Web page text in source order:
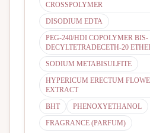
CROSSPOLYMER
DISODIUM EDTA
PEG-240/HDI COPOLYMER BIS-
DECYLTETRADECETH-20
SODIUM METABISULFITE
HYPERICUM ERECTUM
EXTRACT
BHT
PHENOXYETHANOL
FRAGRANCE (PARFUM)